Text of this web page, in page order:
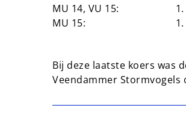
MU 14, VU 15:
MU 15:
Bij deze laatste koers was
Veendammer Stormvogels